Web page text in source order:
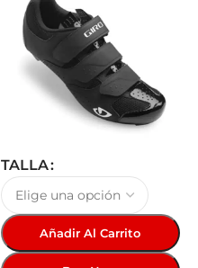
TALLA
Añadir Al Carrito